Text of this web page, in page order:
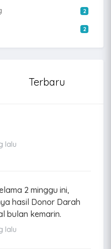
2
2
Terbaru
lalu
2 minggu ini,
hasil Donor Darah
bulan kemarin.
lalu